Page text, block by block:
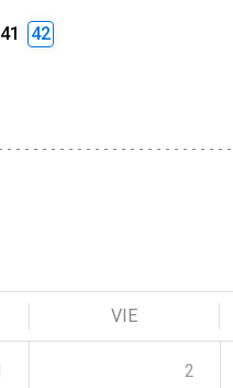
41 42
VIE
2